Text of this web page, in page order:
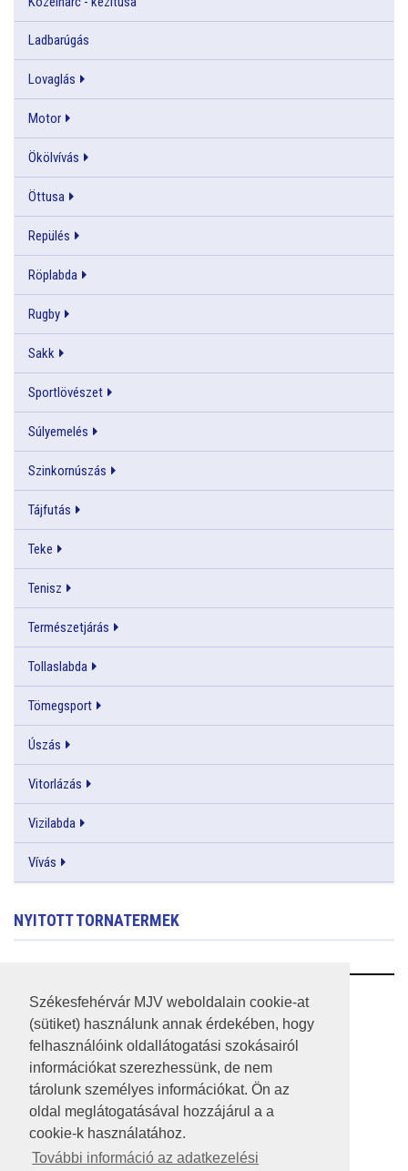
Székesfehérvár MJV weboldalain cookie-at
(sütiket) használunk annak érdekében, hogy
felhasználóink oldallátogatási szokásairól
információkat szerezhessünk, de nem
tárolunk személyes információkat. Ön az
oldal meglátogatásával hozzájárul a a
cookie-k használatához.
További információ az adatkezelési
Ladbarúgás
Lovaglás
Motor
Ökölvívás
Öttusa
Repülés
Röplabda
Rugby
Sakk
Sportlövészet
Súlyemelés
Szinkornúszás
Tájfutás
Teke
Tenisz
Természetjárás
Tollaslabda
Tömegsport
Úszás
Vitorlázás
Vizilabda
Vívás
NYITOTT TORNATERMEK
RSS
A HONLAP 2017.03.31-I ÁLLAPOTA
JOGI NYILATKOZAT
IMPRESSZUM